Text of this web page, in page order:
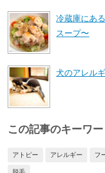
冷蔵庫にあ
スープ〜
犬のアレル
この記事のキーワー
アトピー アレルギー フ